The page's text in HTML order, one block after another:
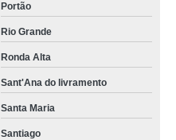
Portão
Rio Grande
Ronda Alta
Sant'Ana do livramento
Santa Maria
Santiago